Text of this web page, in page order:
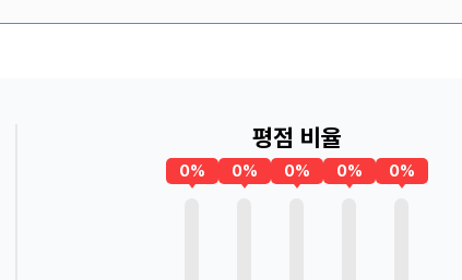
평점 비율
0% 0% 0% 0% 0%